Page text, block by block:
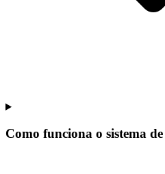
Como funciona o sistema